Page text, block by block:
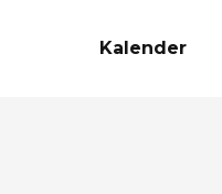
Kalender